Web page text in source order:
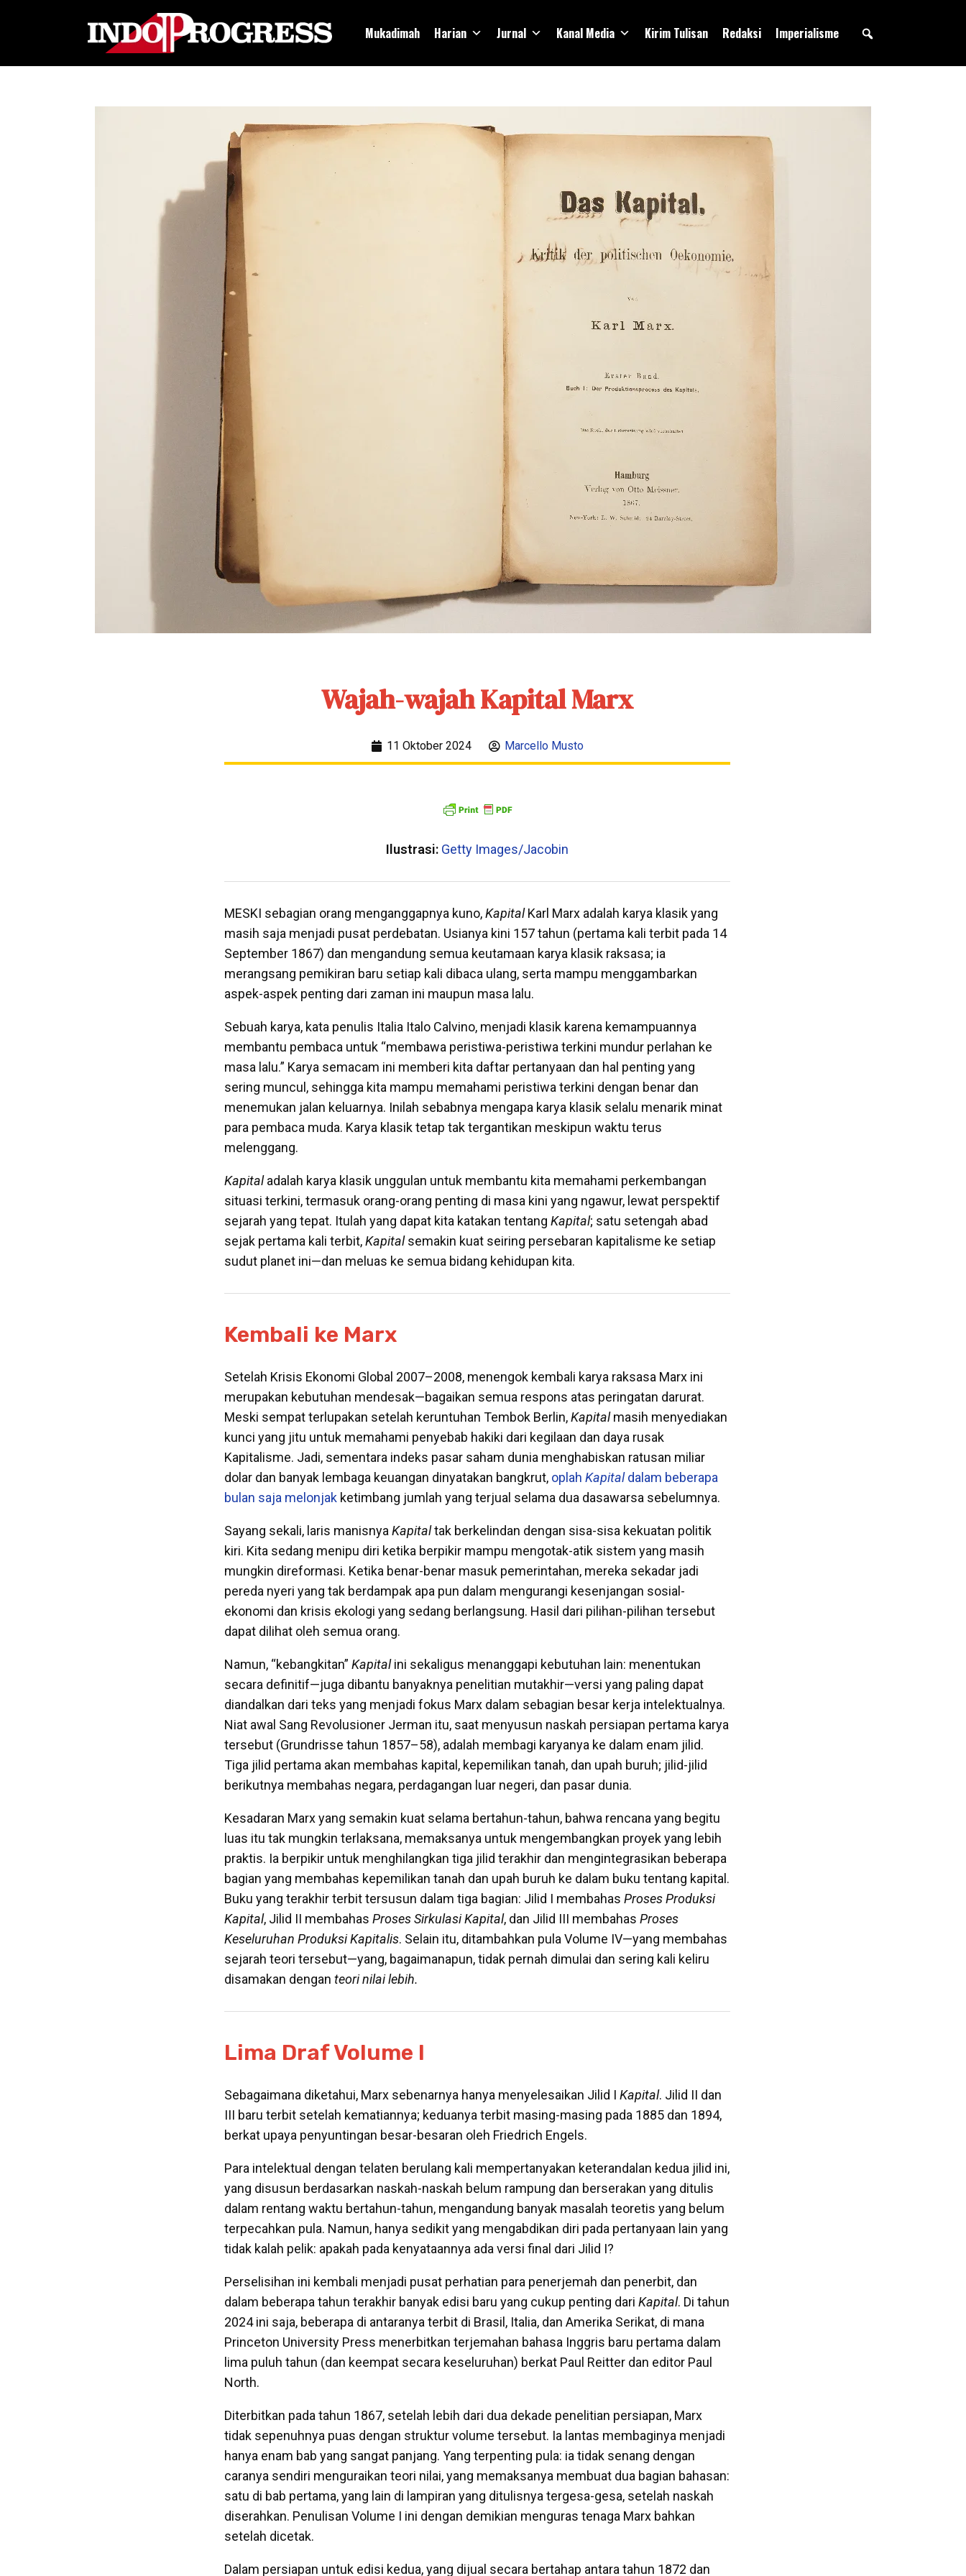
Mukadimah Harian Jurnal Kanal Media Kirim Tulisan Redaksi Imperialisme
Wajah-wajah Kapital Marx
11 Oktober 2024 Marcello Musto
Ilustrasi: Getty Images/Jacobin
MESKI sebagian orang menganggapnya kuno,KapitalKarl Marx adalah karya klasik yang
masih saja menjadi pusat perdebatan. Usianya kini 157 tahun (pertama kali terbit pada 14
September 1867) dan mengandung semua keutamaan karya klasik raksasa; ia
merangsang pemikiran baru setiap kali dibaca ulang, serta mampu menggambarkan
aspek-aspek penting dari zaman ini maupun masa lalu.
Sebuah karya, kata penulis Italia Italo Calvino, menjadi klasik karena kemampuannya
membantu pembaca untuk “membawa peristiwa-peristiwa terkini mundur perlahan ke
masa lalu.” Karya semacam ini memberi kita daftar pertanyaan dan hal penting yang
sering muncul, sehingga kita mampu memahami peristiwa terkini dengan benar dan
menemukan jalan keluarnya. Inilah sebabnya mengapa karya klasik selalu menarik minat
para pembaca muda. Karya klasik tetap tak tergantikan meskipun waktu terus
melenggang.
Kapitaladalah karya klasik unggulan untuk membantu kita memahami perkembangan
situasi terkini, termasuk orang-orang penting di masa kini yang ngawur, lewat perspektif
sejarah yang tepat. Itulah yang dapat kita katakan tentang Kapital; satu setengah abad
sejak pertama kali terbit,Kapitalsemakin kuat seiring persebaran kapitalisme ke setiap
sudut planet ini—dan meluas ke semua bidang kehidupan kita.
Kembali ke Marx
Setelah Krisis Ekonomi Global 2007–2008, menengok kembali karya raksasa Marx ini
merupakan kebutuhan mendesak—bagaikan semua respons atas peringatan darurat.
Meski sempat terlupakan setelah keruntuhan Tembok Berlin,Kapitalmasih menyediakan
kunci yang jitu untuk memahami penyebab hakiki dari kegilaan dan daya rusak
Kapitalisme. Jadi, sementara indeks pasar saham dunia menghabiskan ratusan miliar
dolar dan banyak lembaga keuangan dinyatakan bangkrut, oplah Kapitaldalam beberapa
bulan saja melonjak ketimbang jumlah yang terjual selama dua dasawarsa sebelumnya.
Sayang sekali, laris manisnya Kapitaltak berkelindan dengan sisa-sisa kekuatan politik
kiri. Kita sedang menipu diri ketika berpikir mampu mengotak-atik sistem yang masih
mungkin direformasi. Ketika benar-benar masuk pemerintahan, mereka sekadar jadi
pereda nyeri yang tak berdampak apa pun dalam mengurangi kesenjangan sosial-
ekonomi dan krisis ekologi yang sedang berlangsung. Hasil dari pilihan-pilihan tersebut
dapat dilihat oleh semua orang.
Namun, “kebangkitan” Kapitalini sekaligus menanggapi kebutuhan lain: menentukan
secara definitif—juga dibantu banyaknya penelitian mutakhir—versi yang paling dapat
diandalkan dari teks yang menjadi fokus Marx dalam sebagian besar kerja intelektualnya.
Niat awal Sang Revolusioner Jerman itu, saat menyusun naskah persiapan pertama karya
tersebut (Grundrisse tahun 1857–58), adalah membagi karyanya ke dalam enam jilid.
Tiga jilid pertama akan membahas kapital, kepemilikan tanah, dan upah buruh; jilid-jilid
berikutnya membahas negara, perdagangan luar negeri, dan pasar dunia.
Kesadaran Marx yang semakin kuat selama bertahun-tahun, bahwa rencana yang begitu
luas itu tak mungkin terlaksana, memaksanya untuk mengembangkan proyek yang lebih
praktis. Ia berpikir untuk menghilangkan tiga jilid terakhir dan mengintegrasikan beberapa
bagian yang membahas kepemilikan tanah dan upah buruh ke dalam buku tentang kapital.
Buku yang terakhir terbit tersusun dalam tiga bagian: Jilid I membahas Proses Produksi
Kapital, Jilid II membahas Proses Sirkulasi Kapital, dan Jilid III membahas Proses
Keseluruhan Produksi Kapitalis. Selain itu, ditambahkan pula Volume IV—yang membahas
sejarah teori tersebut—yang, bagaimanapun, tidak pernah dimulai dan sering kali keliru
disamakan dengan teori nilai lebih.
Lima DrafVolume I
Sebagaimana diketahui, Marx sebenarnya hanya menyelesaikan Jilid I Kapital. Jilid II dan
III baru terbit setelah kematiannya; keduanya terbit masing-masing pada 1885 dan 1894,
berkat upaya penyuntingan besar-besaran oleh Friedrich Engels.
Para intelektual dengan telaten berulang kali mempertanyakan keterandalan kedua jilid ini,
yang disusun berdasarkan naskah-naskah belum rampung dan berserakan yang ditulis
dalam rentang waktu bertahun-tahun, mengandung banyak masalah teoretis yang belum
terpecahkan pula. Namun, hanya sedikit yang mengabdikan diri pada pertanyaan lain yang
tidak kalah pelik: apakah pada kenyataannya ada versi final dari Jilid I?
Perselisihan ini kembali menjadi pusat perhatian para penerjemah dan penerbit, dan
dalam beberapa tahun terakhir banyak edisi baru yang cukup penting dari Kapital. Di tahun
2024 ini saja, beberapa di antaranya terbit di Brasil, Italia, dan Amerika Serikat, di mana
Princeton University Press menerbitkan terjemahan bahasa Inggris baru pertama dalam
lima puluh tahun (dan keempat secara keseluruhan) berkat Paul Reitter dan editor Paul
North.
Diterbitkan pada tahun 1867, setelah lebih dari dua dekade penelitian persiapan, Marx
tidak sepenuhnya puas dengan struktur volume tersebut. Ia lantas membaginya menjadi
hanya enam bab yang sangat panjang. Yang terpenting pula: ia tidak senang dengan
caranya sendiri menguraikan teori nilai, yang memaksanya membuat dua bagian bahasan:
satu di bab pertama, yang lain di lampiran yang ditulisnya tergesa-gesa, setelah naskah
diserahkan. Penulisan Volume I ini dengan demikian menguras tenaga Marx bahkan
setelah dicetak.
Dalam persiapan untuk edisi kedua, yang dijual secara bertahap antara tahun 1872 dan